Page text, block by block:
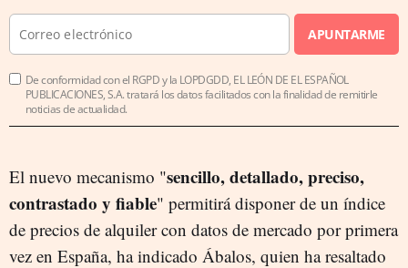
APUNTARME
De conformidad con el RGPD y la LOPDGDD, EL LEÓN DE EL ESPAÑOL
PUBLICACIONES, S.A. tratará los datos facilitados con la finalidad de remitirle
noticias de actualidad.
El nuevo mecanismo "sencillo, detallado, preciso,
contrastado y fiable" permitirá disponer de un índice
de precios de alquiler con datos de mercado por primera
vez en España, ha indicado Ábalos, quien ha resaltado